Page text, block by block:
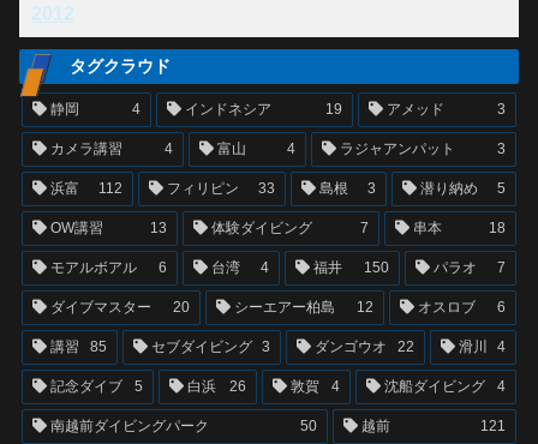
2012
タグクラウド
静岡 4 インドネシア 19 アメッド 3
カメラ講習 4 富山 4 ラジャアンパット 3
浜富 112 フィリピン 33 島根 3 潜り納め 5
OW講習 13 体験ダイビング 7 串本 18
モアルボアル 6 台湾 4 福井 150 パラオ 7
ダイブマスター 20 シーエアー柏島 12 オスロブ 6
講習 85 セブダイビング 3 ダンゴウオ 22 滑川 4
記念ダイブ 5 白浜 26 敦賀 4 沈船ダイビング 4
南越前ダイビングパーク 50 越前 121